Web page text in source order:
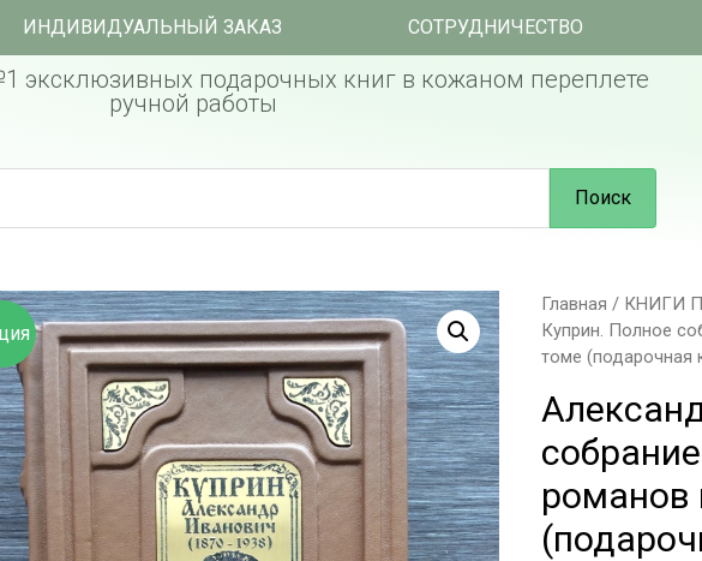
ИНДИВИДУАЛЬНЫЙ ЗАКАЗ СОТРУДНИЧЕСТВО
эксклюзивных подарочных книг в кожаном переплете
ручной работы
Поиск
Главная / КНИГИ
Куприн. Полное
томе (подарочная
романов